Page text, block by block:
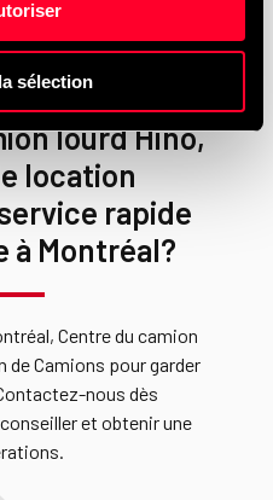
sélection
lourd Hino,
location
rapide
à Montréal?
Centre du camion
Camions pour garder
nous dès
et obtenir une